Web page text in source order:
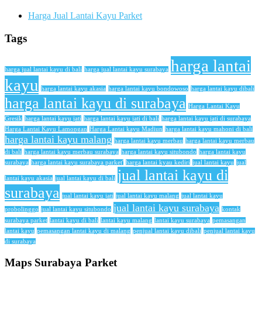
Harga Jual Lantai Kayu Parket
Tags
harga jual lantai kayu di bali harga jual lantai kayu surabaya harga lantai
kayu harga lantai kayu akasia harga lantai kayu bondowoso harga lantai kayu dibali
harga lantai kayu di surabaya Harga Lantai Kayu
Gresik harga lantai kayu jati harga lantai kayu jati di bali harga lantai kayu jati di surabaya
Harga Lantai Kayu Lamongan Harga Lantai kayu Madiun harga lantai kayu mahoni di bali
harga lantai kayu malang harga lantai kayu merbau harga lantai kayu merbau
di bali harga lantai kayu merbau surabaya harga lantai kayu situbondo harga lantai kayu
surabaya harga lantai kayu surabaya parket' harga lantai kyau kediri jual lantai kayu jual
lantai kayu akasia jual lantai kayu di bali jual lantai kayu di
surabaya jual lantai kayu jati jual lantai kayu malang jual lantai kayu
probolinggo jual lantai kayu situbondo jual lantai kayu surabaya kontak
surabaya parket lantai kayu di bali lantai kayu malang lantai kayu surabaya pemasangan
lantai kayu pemasangan lantai kayu di malang penjual lantai kayu dibali penjual lantai kayu
di surabaya
Maps Surabaya Parket